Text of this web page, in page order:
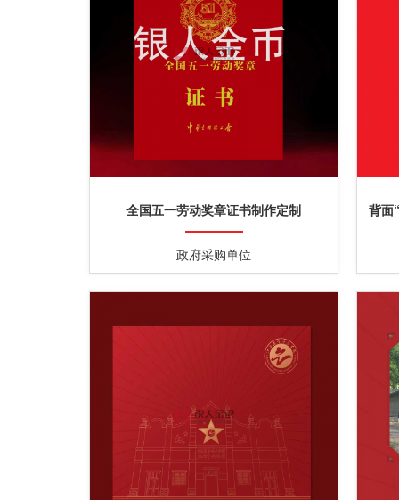
全国五一劳动奖章证书制作定制
政府采购单位
背面